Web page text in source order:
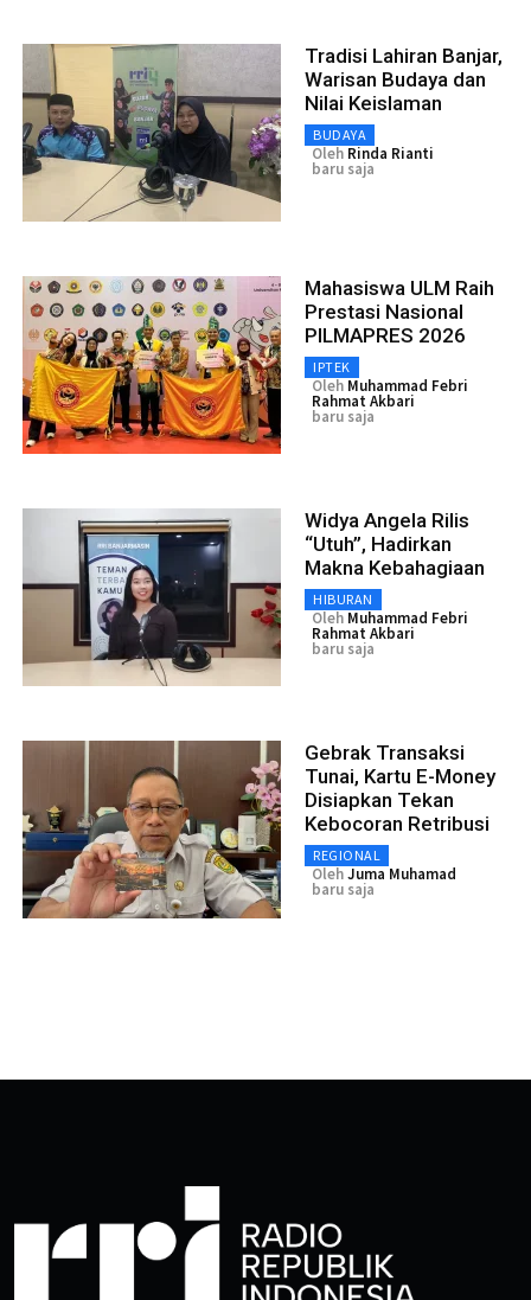
Tradisi Lahiran Banjar,
Warisan Budaya dan
Nilai Keislaman
BUDAYA
Oleh Rinda Rianti
baru saja
Mahasiswa ULM Raih
Prestasi Nasional
PILMAPRES 2026
IPTEK
Oleh Muhammad Febri
Rahmat Akbari
baru saja
Widya Angela Rilis
“Utuh”, Hadirkan
Makna Kebahagiaan
HIBURAN
Oleh Muhammad Febri
Rahmat Akbari
baru saja
Gebrak Transaksi
Tunai, Kartu E-Money
Disiapkan Tekan
Kebocoran Retribusi
REGIONAL
OlehJuma Muhamad
baru saja